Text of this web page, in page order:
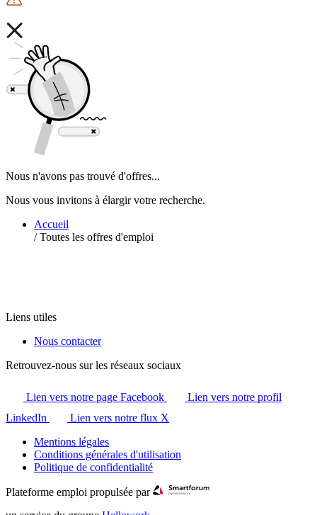
Nous n'avons pas trouvé d'offres...
Nous vous invitons à élargir votre recherche.
Accueil
/ Toutes les offres d'emploi
Liens utiles
Nous contacter
Retrouvez-nous sur les réseaux sociaux
Lien vers notre page Facebook
Lien vers notre profil
LinkedIn
Lien vers notre flux X
Mentions légales
Conditions générales d'utilisation
Politique de confidentialité
Plateforme emploi propulsée par